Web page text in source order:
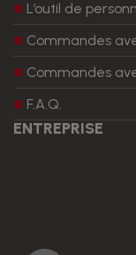
L’outil de
Commandes
Commandes
F.A.Q.
ENTREPRISE